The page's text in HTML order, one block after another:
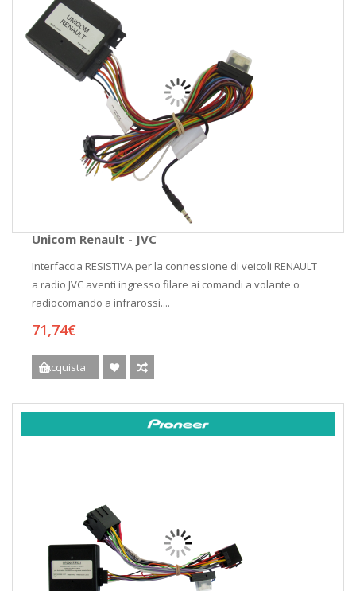
Unicom Renault - JVC
Interfaccia RESISTIVA per la connessione di veicoli RENAULT
a radio JVC aventi ingresso filare ai comandi a volante o
radiocomando a infrarossi....
71,74€
Acquista